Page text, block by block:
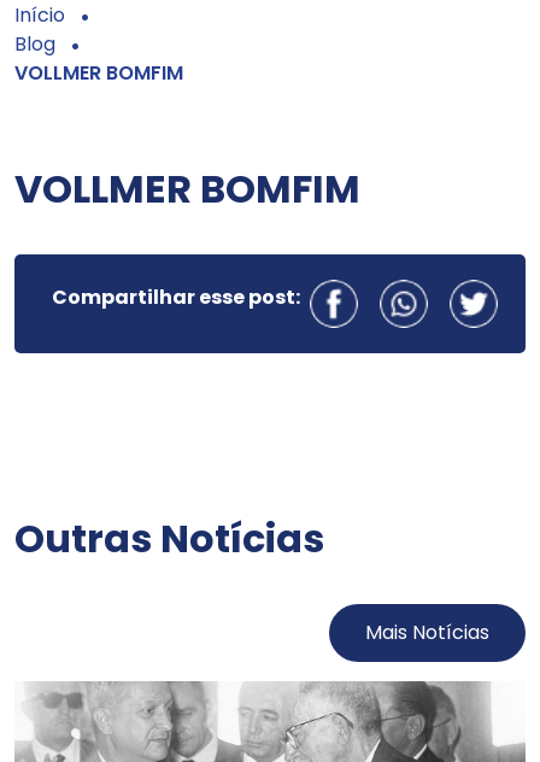
Início
Blog
VOLLMER BOMFIM
VOLLMER BOMFIM
Compartilhar esse post:
Outras Notícias
Mais Notícias